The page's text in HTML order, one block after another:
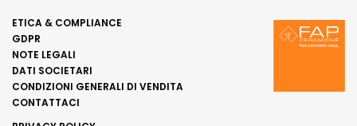
ETICA & COMPLIANCE
GDPR
NOTE LEGALI
DATI SOCIETARI
CONDIZIONI GENERALI DI VENDITA
CONTATTACI